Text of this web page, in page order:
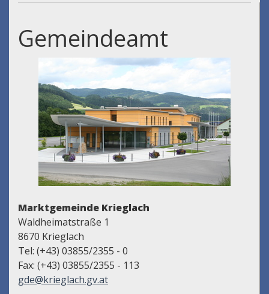
Gemeindeamt
Marktgemeinde Krieglach
Waldheimatstraße 1
8670 Krieglach
Tel: (+43) 03855/2355 - 0
Fax: (+43) 03855/2355 - 113
gde@krieglach.gv.at